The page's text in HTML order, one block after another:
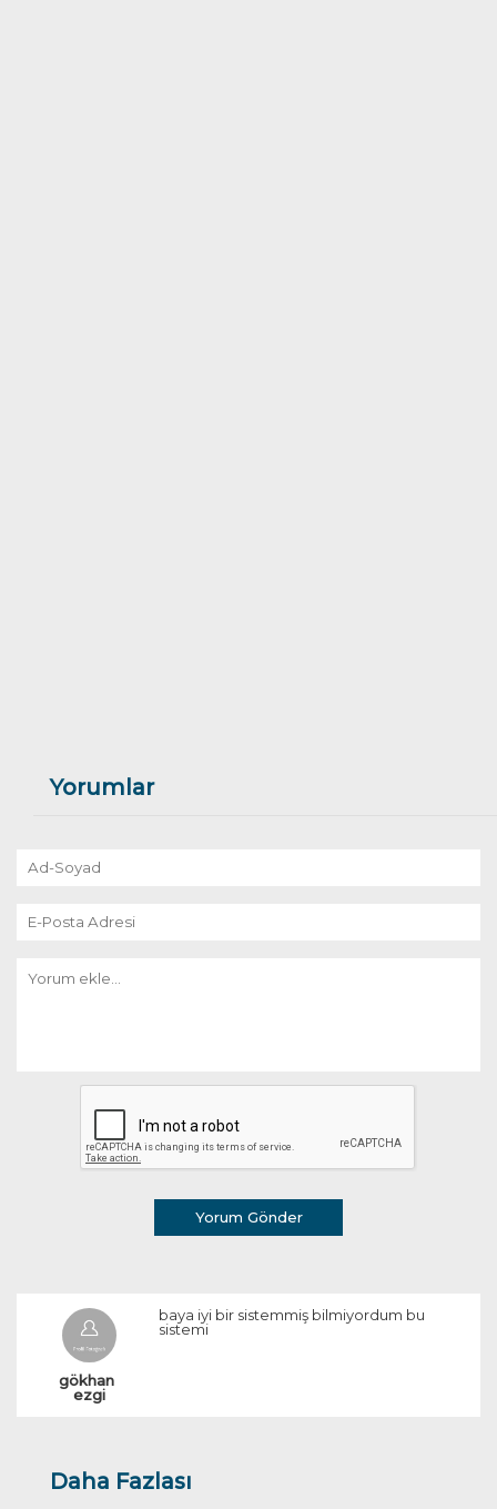
Yorumlar
Yorum Gönder
gökhan
ezgi
baya iyi bir sistemmiş bilmiyordum bu
sistemi
Daha Fazlası